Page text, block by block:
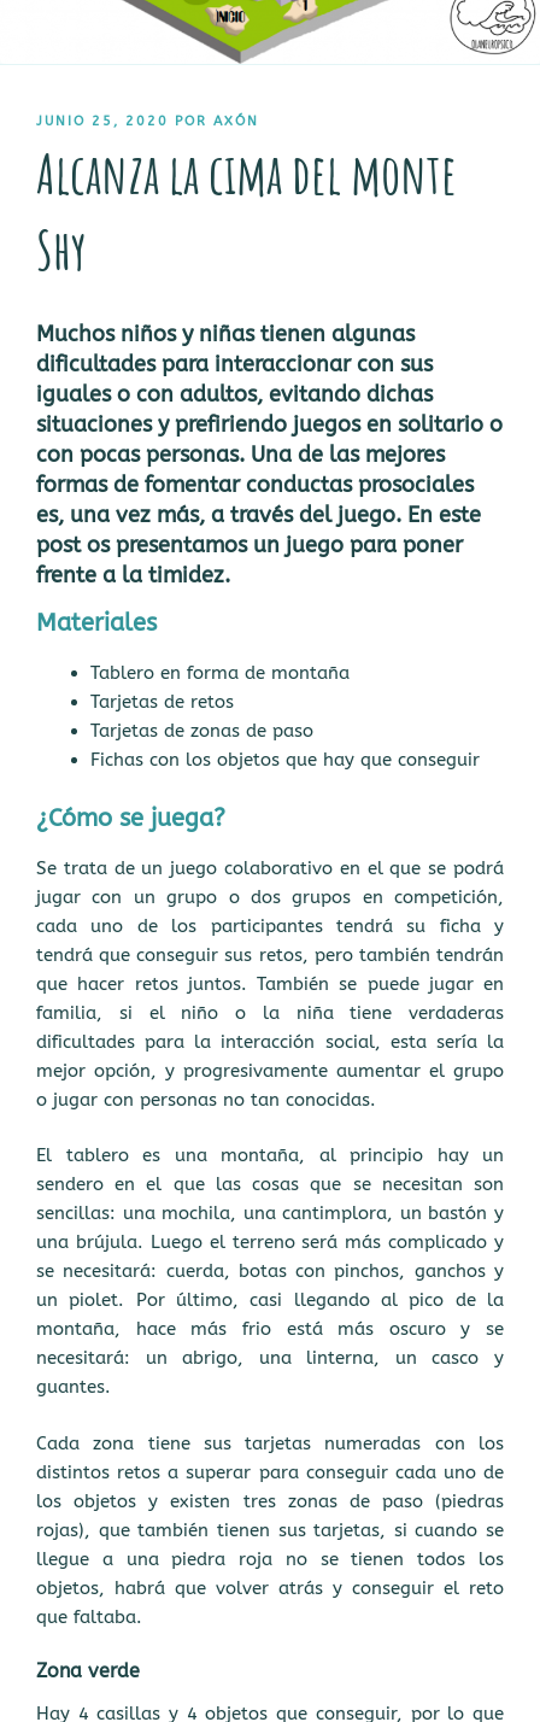
PUBLICADO
JUNIO 25, 2020 POR AXÓN
Alcanza la cima del monte
Shy
Muchos niños y niñas tienen algunas
dificultades para interaccionar con sus
iguales o con adultos, evitando dichas
situaciones y prefiriendo juegos en solitario o
con pocas personas. Una de las mejores
formas de fomentar conductas prosociales
es, una vez más, a través del juego. En este
post os presentamos un juego para poner
frente a la timidez.
Materiales
Tablero en forma de montaña
Tarjetas de retos
Tarjetas de zonas de paso
Fichas con los objetos que hay que conseguir
¿Cómo se juega?
Se trata de un juego colaborativo en el que se podrá
jugar con un grupo o dos grupos en competición,
cada uno de los participantes tendrá su ficha y
tendrá que conseguir sus retos, pero también tendrán
que hacer retos juntos. También se puede jugar en
familia, si el niño o la niña tiene verdaderas
dificultades para la interacción social, esta sería la
mejor opción, y progresivamente aumentar el grupo
o jugar con personas no tan conocidas.
El tablero es una montaña, al principio hay un
sendero en el que las cosas que se necesitan son
sencillas: una mochila, una cantimplora, un bastón y
una brújula. Luego el terreno será más complicado y
se necesitará: cuerda, botas con pinchos, ganchos y
un piolet. Por último, casi llegando al pico de la
montaña, hace más frio está más oscuro y se
necesitará: un abrigo, una linterna, un casco y
guantes.
Cada zona tiene sus tarjetas numeradas con los
distintos retos a superar para conseguir cada uno de
los objetos y existen tres zonas de paso (piedras
rojas), que también tienen sus tarjetas, si cuando se
llegue a una piedra roja no se tienen todos los
objetos, habrá que volver atrás y conseguir el reto
que faltaba.
Zona verde
Hay 4 casillas y 4 objetos que conseguir, por lo que